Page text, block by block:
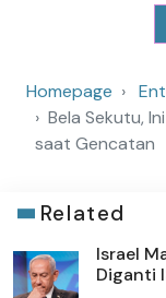
Homepage
Bela Sekutu,
saat Gencatan
Related
Israel
Diganti